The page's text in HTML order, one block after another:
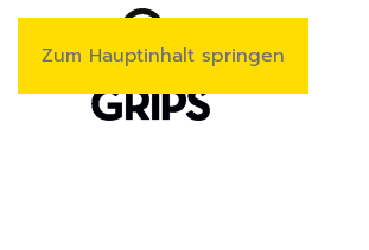
Zum Hauptinhalt springen